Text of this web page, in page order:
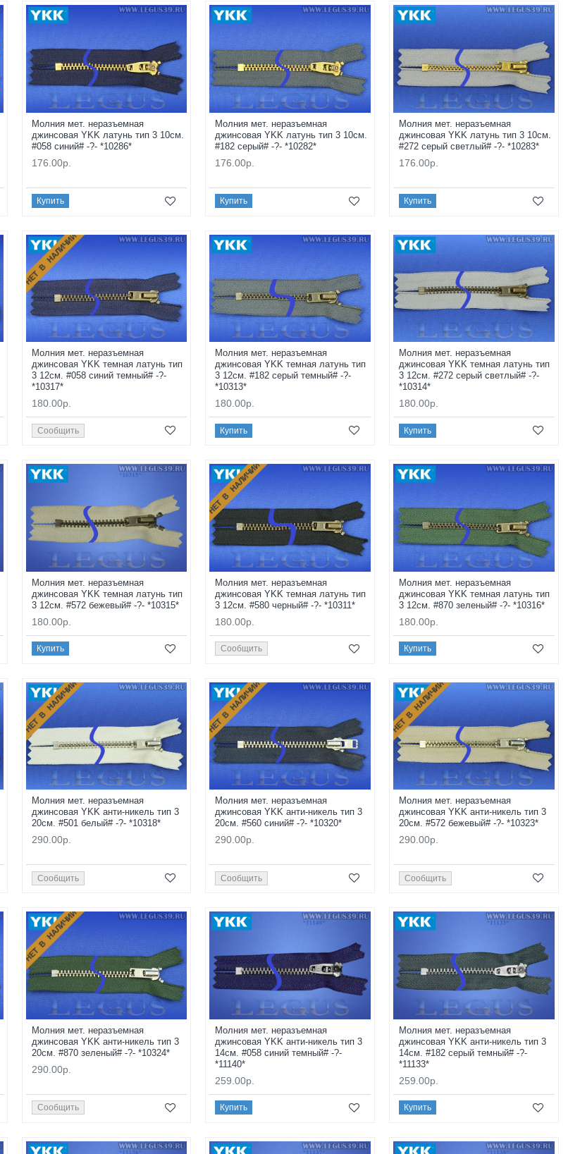
Молния мет. неразъемная
джинсовая YKK латунь тип 3 10см.
#058 синий# -?- *10286*
176.00р.
Купить
Молния мет. неразъемная
джинсовая YKK латунь тип 3 10см.
#182 серый# -?- *10282*
176.00р.
Купить
Молния мет. неразъемная
джинсовая YKK латунь тип 3 10см.
#272 серый светлый# -?- *10283*
176.00р.
Купить
НЕТ В НАЛИЧИИ
Молния мет. неразъемная
джинсовая YKK темная латунь тип
3 12см. #058 синий темный# -?-
*10317*
180.00р.
Сообщить
Молния мет. неразъемная
джинсовая YKK темная латунь тип
3 12см. #182 серый темный# -?-
*10313*
180.00р.
Купить
Молния мет. неразъемная
джинсовая YKK темная латунь тип
3 12см. #272 серый светлый# -?-
*10314*
180.00р.
Купить
Молния мет. неразъемная
джинсовая YKK темная латунь тип
3 12см. #572 бежевый# -?- *10315*
180.00р.
Купить
НЕТ В НАЛИЧИИ
Молния мет. неразъемная
джинсовая YKK темная латунь тип
3 12см. #580 черный# -?- *10311*
180.00р.
Сообщить
Молния мет. неразъемная
джинсовая YKK темная латунь тип
3 12см. #870 зеленый# -?- *10316*
180.00р.
Купить
НЕТ В НАЛИЧИИ
Молния мет. неразъемная
джинсовая YKK анти-никель тип 3
20см. #501 белый# -?- *10318*
290.00р.
Сообщить
НЕТ В НАЛИЧИИ
Молния мет. неразъемная
джинсовая YKK анти-никель тип 3
20см. #560 синий# -?- *10320*
290.00р.
Сообщить
НЕТ В НАЛИЧИИ
Молния мет. неразъемная
джинсовая YKK анти-никель тип 3
20см. #572 бежевый# -?- *10323*
290.00р.
Сообщить
НЕТ В НАЛИЧИИ
Молния мет. неразъемная
джинсовая YKK анти-никель тип 3
20см. #870 зеленый# -?- *10324*
290.00р.
Сообщить
Молния мет. неразъемная
джинсовая YKK анти-никель тип 3
14см. #058 синий темный# -?-
*11140*
259.00р.
Купить
Молния мет. неразъемная
джинсовая YKK анти-никель тип 3
14см. #182 серый темный# -?-
*11133*
259.00р.
Купить